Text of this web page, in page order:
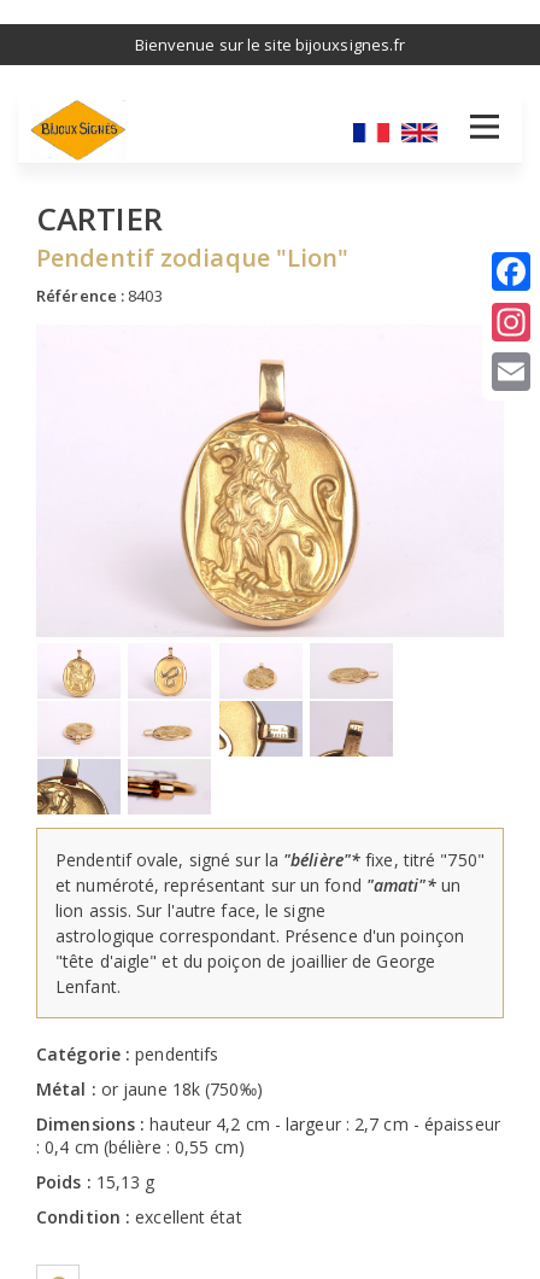
principal
Bienvenue sur le site bijouxsignes.fr
CARTIER
Pendentif zodiaque "Lion"
Référence : 8403
Pendentif ovale, signé sur la "bélière"* fixe, titré "750"
et numéroté, représentant sur un fond "amati"* un
lion assis. Sur l'autre face, le signe
astrologique correspondant. Présence d'un poinçon
"tête d'aigle" et du poiçon de joaillier de George
Lenfant.
Catégorie :pendentifs
Métal : or jaune 18k (750‰)
Dimensions :hauteur 4,2 cm - largeur : 2,7 cm - épaisseur
: 0,4 cm (bélière : 0,55 cm)
Poids : 15,13 g
Condition :excellent état